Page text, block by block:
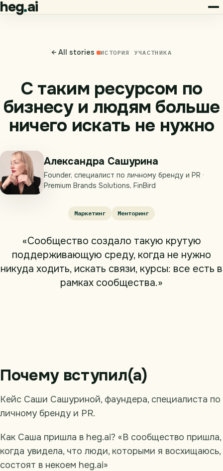
heg ai
← All stories ИСТОРИЯ УЧАСТНИКА
С таким ресурсом по
бизнесу и людям больше
ничего искать не нужно
Александра Сашурина
Founder, специалист по личному бренду и PR ·
Premium Brands Solutions, FinBird
Маркетинг Менторинг
«Сообщество создало такую крутую
поддерживающую среду, когда не нужно
никуда ходить, искать связи, курсы: все есть в
рамках сообщества.»
Почему вступил(а)
Кейс Саши Сашуриной, фаундера, специалиста по
личному бренду и PR.
Как Саша пришла в heg.ai? «В сообщество пришла,
когда увидела, что люди, которыми я восхищаюсь,
состоят в некоем heg.ai»